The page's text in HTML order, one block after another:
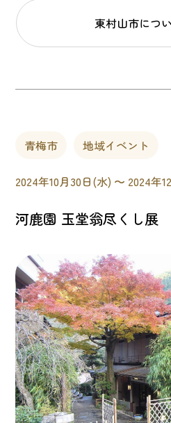
東村山市につ
青梅市 地域イベント
2024年10月30日(水) 〜 2024年
河鹿園 玉堂翁尽くし展